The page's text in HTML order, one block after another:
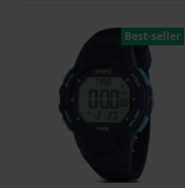
Best-seller